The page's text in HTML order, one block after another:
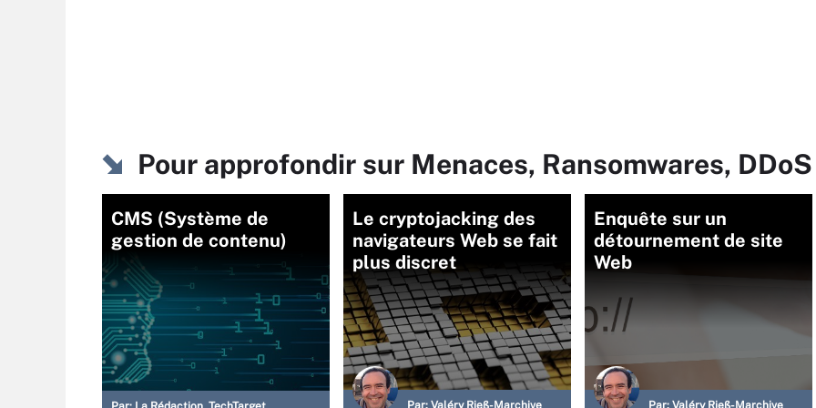
Pour approfondir sur Menaces, Ransomwares, DDoS
CMS (Système de
gestion de contenu)
Le cryptojacking des
navigateurs Web se fait
plus discret
Par: Valéry Rieß-Marchive
Enquête sur un
détournement de site
Web
Par: Valéry Rieß-Marchive